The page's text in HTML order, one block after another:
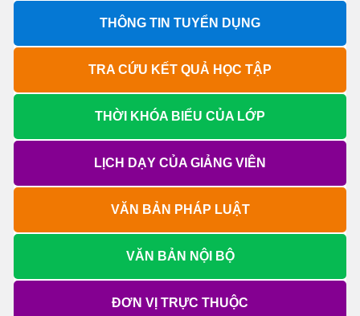
THÔNG TIN TUYỂN DỤNG
TRA CỨU KẾT QUẢ HỌC TẬP
THỜI KHÓA BIỂU CỦA LỚP
LỊCH DẠY CỦA GIẢNG VIÊN
VĂN BẢN PHÁP LUẬT
VĂN BẢN NỘI BỘ
ĐƠN VỊ TRỰC THUỘC